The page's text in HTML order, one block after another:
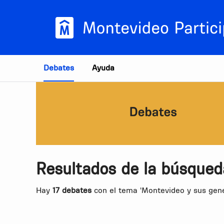
Debates Ayuda
Resultados de la
Hay 17 debates con el tema 'Montevideo y sus